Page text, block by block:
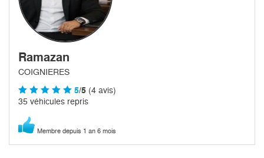
Ramazan
COIGNIERES
5/5 (4 avis)
35 véhicules repris
Membre depuis 1 an 6 mois